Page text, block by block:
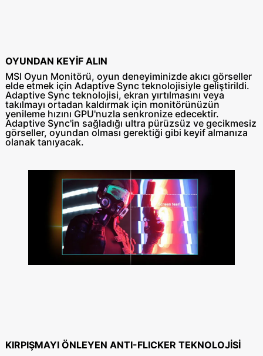
OYUNDAN KEYİF ALIN
MSI Oyun Monitörü, oyun deneyiminizde akıcı görseller
elde etmek için Adaptive Sync teknolojisiyle geliştirildi.
Adaptive Sync teknolojisi, ekran yırtılmasını veya
takılmayı ortadan kaldırmak için monitörünüzün
yenileme hızını GPU'nuzla senkronize edecektir.
Adaptive Sync'in sağladığı ultra pürüzsüz ve gecikmesiz
görseller, oyundan olması gerektiği gibi keyif almanıza
olanak tanıyacak.
KIRPIŞMAYI ÖNLEYEN ANTI-FLICKER TEKNOLOJİSİ